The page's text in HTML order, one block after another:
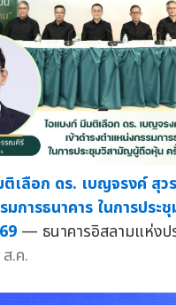
เลือก ดร. เบญจรงค์ สุว
มการธนาคาร ในการปร
— ธนาคารอิสลามแห่งป
.ค.